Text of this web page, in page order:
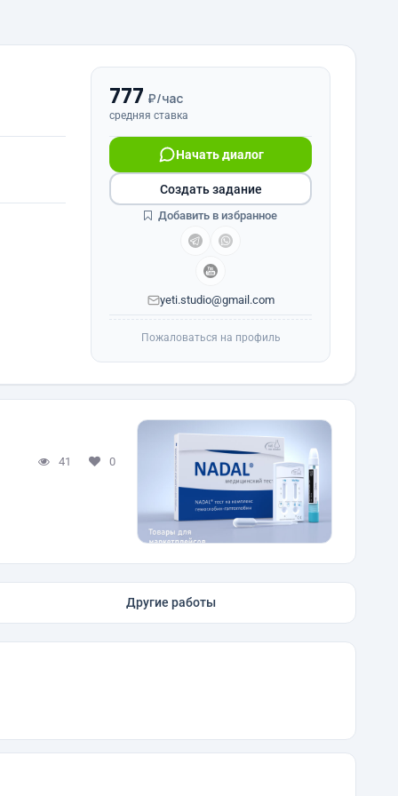
777 ₽/час
средняя ставка
Начать диалог
yeti.studio@gmail.com
Создать задание
Добавить в избранное
Пожаловаться на профиль
41 0
Другие работы